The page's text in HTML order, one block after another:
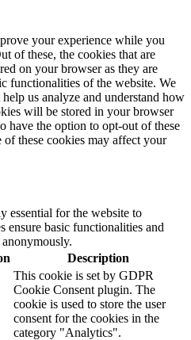
your experience while you
of these, the cookies that are
on your browser as they are
functionalities of the website. We
us analyze and understand how
will be stored in your browser
have the option to opt-out of these
these cookies may affect your
essential for the website to
ensure basic functionalities and
Description
This cookie is set by GDPR
Cookie Consent plugin. The
cookie is used to store the user
consent for the cookies in the
category "Analytics".